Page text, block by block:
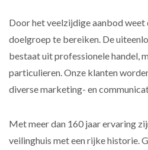
Door het veelzijdige aanbod weet
doelgroep te bereiken. De
bestaat uit professionele handel,
particulieren. Onze klanten
diverse marketing- en
Met meer dan 160 jaar ervaring
veilinghuis met een rijke historie.